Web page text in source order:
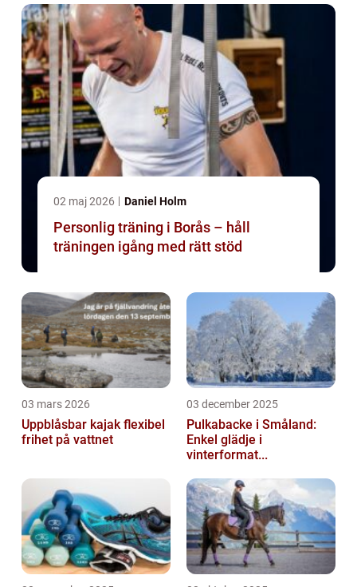
02 maj 2026 Daniel Holm
Personlig träning i Borås – håll
träningen igång med rätt stöd
03 mars 2026
Uppblåsbar kajak flexibel
frihet på vattnet
03 december 2025
Pulkabacke i Småland:
Enkel glädje i
vinterformat...